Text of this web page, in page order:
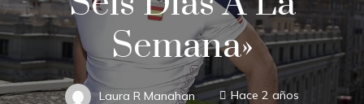
Semana»
Laura R Manahan Hace 2 años